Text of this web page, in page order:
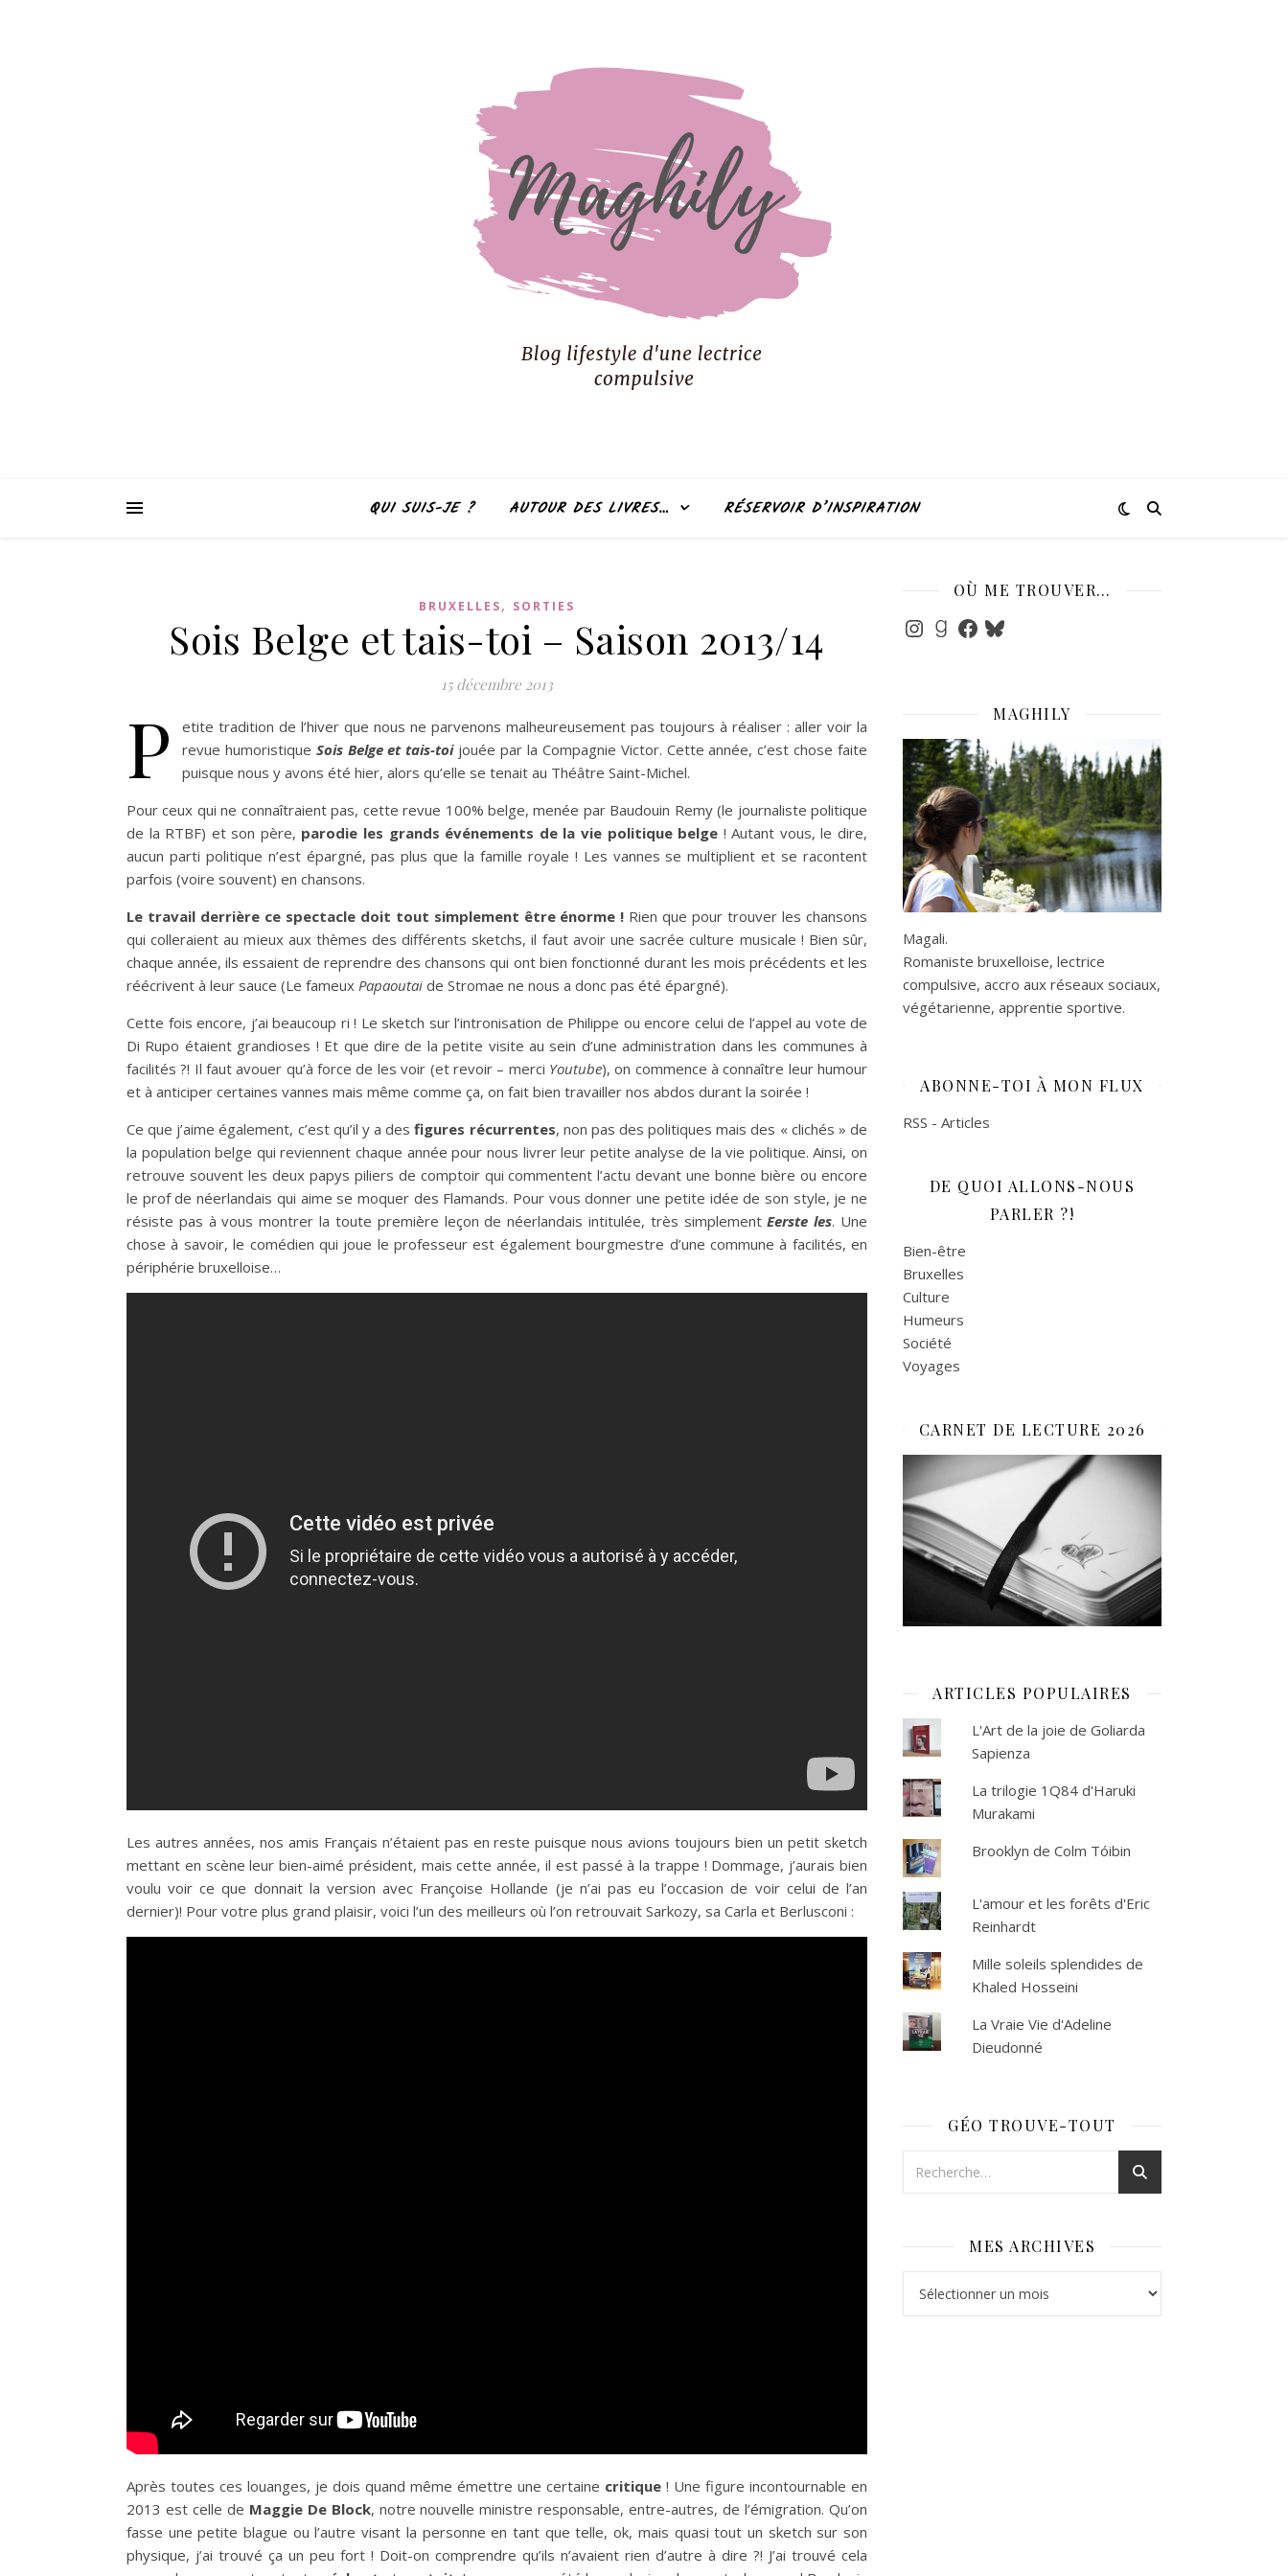
QUI SUIS-JE ? AUTOUR DES LIVRES… RÉSERVOIR D’INSPIRATION
BRUXELLES, SORTIES
Sois Belge et tais-toi – Saison 2013/14
15 décembre 2013
P
etite tradition de l’hiver que nous ne parvenons malheureusement pas toujours à réaliser : aller voir la
revue humoristique Sois Belge et tais-toijouée par la Compagnie Victor. Cette année, c’est chose faite
puisque nous y avons été hier, alors qu’elle se tenait au Théâtre Saint-Michel.
Pour ceux qui ne connaîtraient pas, cette revue 100% belge, menée par Baudouin Remy (le journaliste politique
de la RTBF) et son père, parodie les grands événements de la vie politique belge ! Autant vous, le dire,
aucun parti politique n’est épargné, pas plus que la famille royale ! Les vannes se multiplient et se racontent
parfois (voire souvent) en chansons.
Le travail derrière ce spectacle doit tout simplement être énorme ! Rien que pour trouver les chansons
qui colleraient au mieux aux thèmes des différents sketchs, il faut avoir une sacrée culture musicale ! Bien sûr,
chaque année, ils essaient de reprendre des chansons qui ont bien fonctionné durant les mois précédents et les
réécrivent à leur sauce (Le fameux Papaoutai de Stromae ne nous a donc pas été épargné).
Cette fois encore, j’ai beaucoup ri ! Le sketch sur l’intronisation de Philippe ou encore celui de l’appel au vote de
Di Rupo étaient grandioses ! Et que dire de la petite visite au sein d’une administration dans les communes à
facilités ?! Il faut avouer qu’à force de les voir (et revoir – merci Youtube), on commence à connaître leur humour
et à anticiper certaines vannes mais même comme ça, on fait bien travailler nos abdos durant la soirée !
Ce que j’aime également, c’est qu’il y a desfigures récurrentes, non pas des politiques mais des « clichés » de
la population belge qui reviennent chaque année pour nous livrer leur petite analyse de la vie politique. Ainsi, on
retrouve souvent les deux papys piliers de comptoir qui commentent l’actu devant une bonne bière ou encore
le prof de néerlandais qui aime se moquer des Flamands. Pour vous donner une petite idée de son style, je ne
résiste pas à vous montrer la toute première leçon de néerlandais intitulée, très simplementEerste les. Une
chose à savoir, le comédien qui joue le professeur est également bourgmestre d’une commune à facilités, en
périphérie bruxelloise…
Les autres années, nos amis Français n’étaient pas en reste puisque nous avions toujours bien un petit sketch
mettant en scène leur bien-aimé président, mais cette année, il est passé à la trappe ! Dommage, j’aurais bien
voulu voir ce que donnait la version avec Françoise Hollande (je n’ai pas eu l’occasion de voir celui de l’an
dernier)! Pour votre plus grand plaisir, voici l’un des meilleurs où l’on retrouvait Sarkozy, sa Carla et Berlusconi :
Après toutes ces louanges, je dois quand même émettre une certaine critique ! Une figure incontournable en
2013 est celle de Maggie De Block, notre nouvelle ministre responsable, entre-autres, de l’émigration. Qu’on
fasse une petite blague ou l’autre visant la personne en tant que telle, ok, mais quasi tout un sketch sur son
physique, j’ai trouvé ça un peu fort ! Doit-on comprendre qu’ils n’avaient rien d’autre à dire ?! J’ai trouvé cela
OÙ ME TROUVER…
Instagram
Goodreads
Facebook
Bluesky
MAGHILY
Magali.
Romaniste bruxelloise, lectrice
compulsive, accro aux réseaux sociaux,
végétarienne, apprentie sportive.
ABONNE-TOI À MON FLUX
RSS - Articles
DE QUOI ALLONS-NOUS
PARLER ?!
Bien-être
Bruxelles
Culture
Humeurs
Société
Voyages
CARNET DE LECTURE 2026
ARTICLES POPULAIRES
L'Art de la joie de Goliarda
Sapienza
La trilogie 1Q84 d'Haruki
Murakami
Brooklyn de Colm Tóibin
L'amour et les forêts d'Eric
Reinhardt
Mille soleils splendides de
Khaled Hosseini
La Vraie Vie d'Adeline
Dieudonné
GÉO TROUVE-TOUT
MES ARCHIVES